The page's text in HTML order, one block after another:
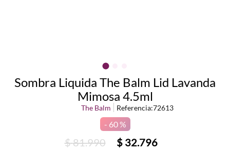
Sombra Liquida The Balm Lid Lavanda
Mimosa 4.5ml
The Balm Referencia:72613
60 %
$81.990 $ 32.796